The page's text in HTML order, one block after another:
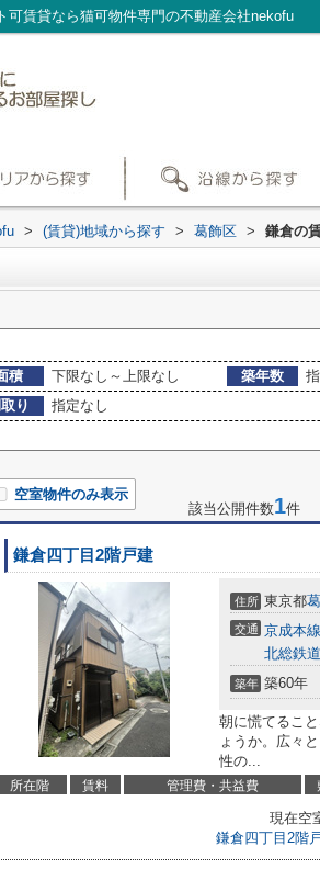
賃貸なら猫可物件専門の不動産会社nekofu
> (賃貸)地域から探す > 葛飾区 > 鎌倉の
積 下限なし～上限なし 築年数
り
指定なし
空室物件のみ表示
該当公開件数1件
鎌倉四丁目2階戸建
住所 東京都
交通 京成本線
北総鉄道
築年 築60年
朝に慌てるこ
ょうか。広々
性の...
所在階 賃料 管理費・共益費
現在空
鎌倉四丁目2階